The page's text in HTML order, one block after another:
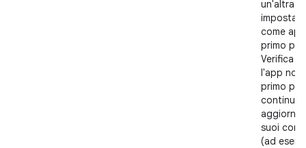
un'altra
impostala
come
primo
Verifica
l'app non
primo
continui
suoi
(ad